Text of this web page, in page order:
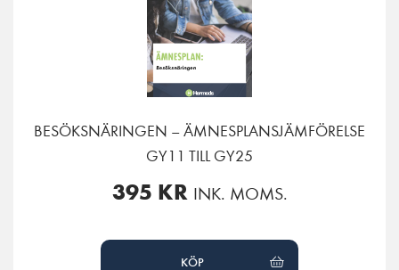
BESÖKSNÄRINGEN – ÄMNESPLANSJÄMFÖRELSE
GY11 TILL GY25
395 KR INK. MOMS.
KÖP